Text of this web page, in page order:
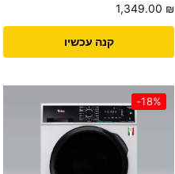
1,349.00 ₪
קנה עכשיו
-18%